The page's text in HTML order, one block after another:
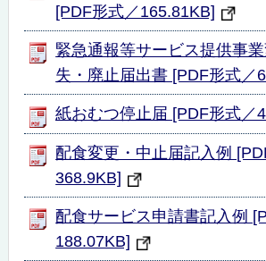
[PDF形式／165.81KB]
緊急通報等サービス提供事
失・廃止届出書 [PDF形式／
紙おむつ停止届 [PDF形式／
配食変更・中止届記入例
368.9KB]
配食サービス申請書記入例
188.07KB]